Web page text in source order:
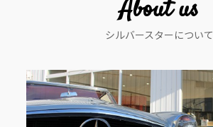
ン
About us
シルバースターについて